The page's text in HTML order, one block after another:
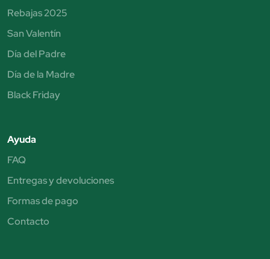
Rebajas 2025
San Valentín
Día del Padre
Día de la Madre
Black Friday
Ayuda
FAQ
Entregas y devoluciones
Formas de pago
Contacto